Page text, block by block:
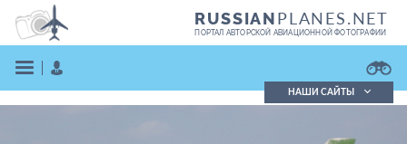
RUSSIANPLANES.NET
ПОРТАЛ АВТОРСКОЙ АВИАЦИОННОЙ ФОТОГРАФИИ
НАШИ САЙТЫ